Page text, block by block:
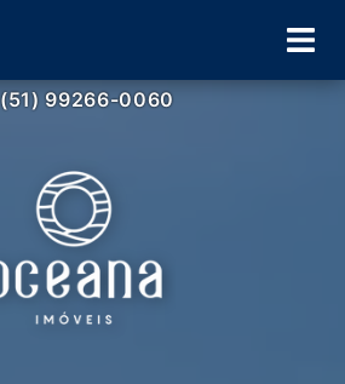
(51) 99266-0060